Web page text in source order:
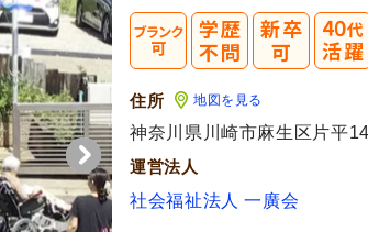
住所 地図を見る
神奈川県川崎市麻生区片平
運営法人
社会福祉法人 一廣会